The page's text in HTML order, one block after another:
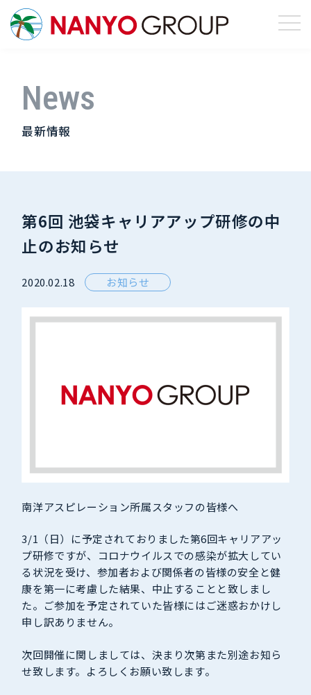
News
最新情報
第6回 池袋キャリアアップ研修の中
止のお知らせ
2020.02.18 お知らせ
南洋アスピレーション所属スタッフの皆様へ
3/1（日）に予定されておりました第6回キャリアアッ
プ研修ですが、コロナウイルスでの感染が拡大してい
る状況を受け、参加者および関係者の皆様の安全と健
康を第一に考慮した結果、中止することと致しまし
た。ご参加を予定されていた皆様にはご迷惑おかけし
申し訳ありません。
次回開催に関しましては、決まり次第また別途お知ら
せ致します。よろしくお願い致します。